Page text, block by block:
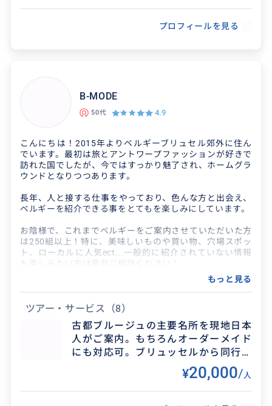
プロフィールを見る
B-MODE
50代 4.9
こんにちは！2015年よりベルギーブリュセル郊外に住ん
でいます。最初は旅とアントワープファッションが好きで
訪れた国でしたが、今ではすっかり魅了され、ホームグラ
ウンドとなりつつあります。
長年、人と接する仕事をやっており、色んな方と出会え、
ベルギーを紹介できる事をとてもを楽しみにしています。
お陰様で、これまでベルギーをご案内させていただいた方
は250組以上！特に、美味しいものや買い物、穴場スポッ
ト、ローカルに人気ect...一般的に紹介されていない情報
も楽しみたい方は是非ご相談ください！
【ベルギー鉄道価格改正】
2025年10月のベルギー鉄道のシステム変更により、交通
料金が値上げとなりました。ご理解の程よろしくお願いい
一般的なベルギー土産に加え、アンティークや古
もっと見る
ツアー・サービス （8）
古都ブルージュの主要名所を現地日本
人がご案内。もちろんオーダーメイド
にも対応可。ブリュッセルから同行い
たします。《一人旅やグループにもお
¥20,000/人